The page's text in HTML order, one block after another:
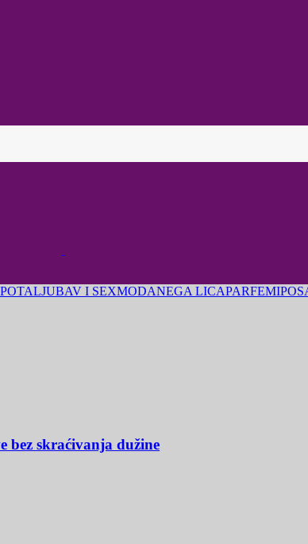
LJUBAV I SEXMODANEGA LICAPARFEMI
bez skraćivanja dužine